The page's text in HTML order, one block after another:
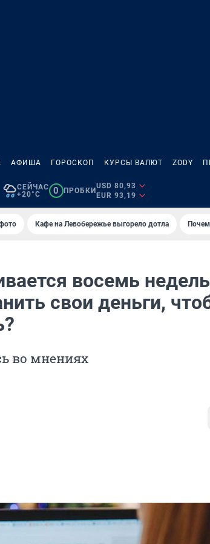
АФИША ГОРОСКОП КУРСЫ ВАЛЮТ ZODY
СЕЙЧАС
+20°C
0 ПРОБКИ
USD 80,93
EUR 93,19
Кафе на Левобережье выгорело дотла
восемь недель
свои деньги,
во мнениях